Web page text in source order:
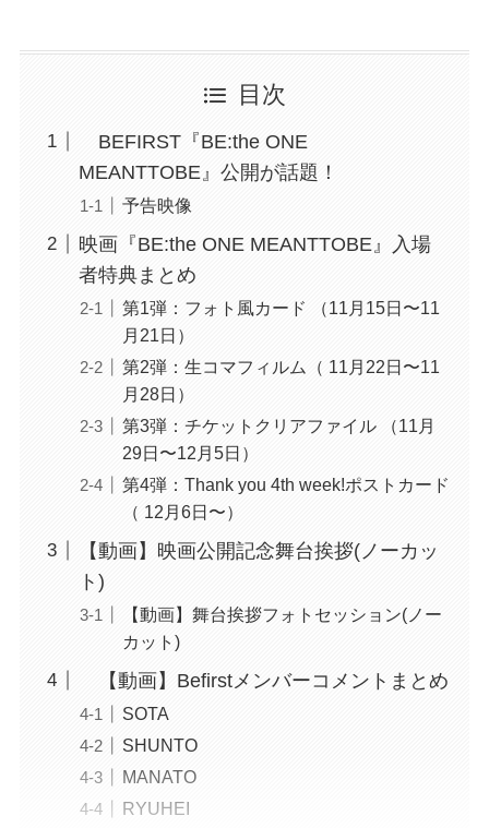
目次
BEFIRST『BE:the ONE
MEANTTOBE』公開が話題！
予告映像
映画『BE:the ONE MEANTTOBE』入場
者特典まとめ
第1弾：フォト風カード （11月15日〜11
月21日）
第2弾：生コマフィルム（ 11月22日〜11
月28日）
第3弾：チケットクリアファイル （11月
29日〜12月5日）
第4弾：Thank you 4th week!ポストカード
（ 12月6日〜）
【動画】映画公開記念舞台挨拶(ノーカッ
ト)
【動画】舞台挨拶フォトセッション(ノー
カット)
【動画】Befirstメンバーコメントまとめ
SOTA
SHUNTO
MANATO
RYUHEI